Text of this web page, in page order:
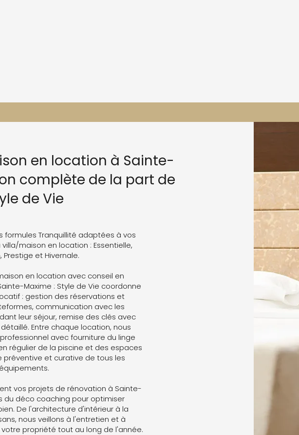
en location à Sainte-
complète de la part de
de Vie
formules Tranquillité adaptées à vos
maison en location : Essentielle,
Prestige et Hivernale.
en location avec conseil en
Maxime : Style de Vie coordonne
: gestion des réservations et
communication avec les
leur séjour, remise des clés avec
Entre chaque location, nous
avec fourniture du linge
régulier de la piscine et des espaces
préventive et curative de tous les
équipements.
vos projets de rénovation à Sainte-
du déco coaching pour optimiser
De l'architecture d'intérieur à la
nous veillons à l'entretien et à
propriété tout au long de l'année.